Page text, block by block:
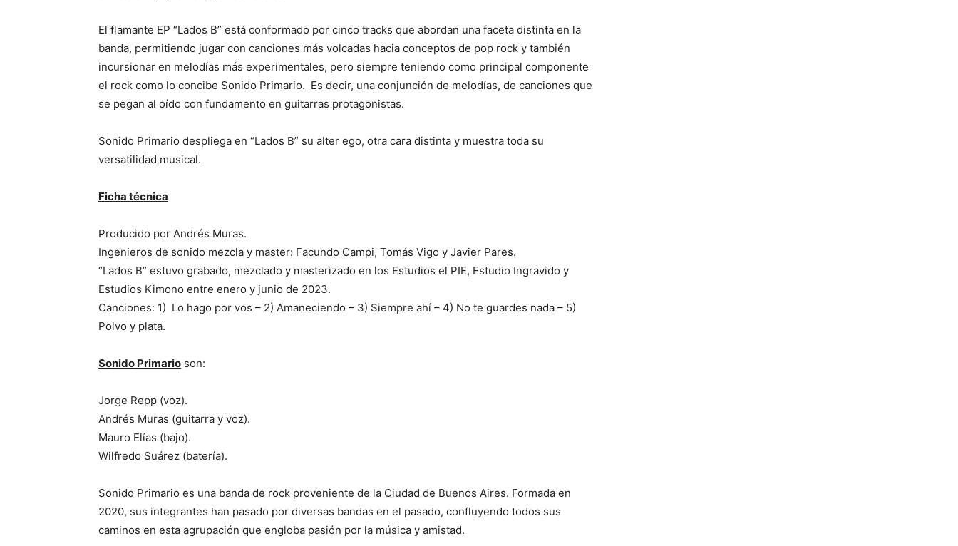
El flamante EP “Lados B” está conformado por cinco tracks que abordan una faceta distinta en la
banda, permitiendo jugar con canciones más volcadas hacia conceptos de pop rock y también
incursionar en melodías más experimentales, pero siempre teniendo como principal componente
el rock como lo concibe Sonido Primario. Es decir, una conjunción de melodías, de canciones que
se pegan al oído con fundamento en guitarras protagonistas.
Sonido Primario despliega en “Lados B” su alter ego, otra cara distinta y muestra toda su
versatilidad musical.
Ficha técnica
Producido por Andrés Muras.
Ingenieros de sonido mezcla y master: Facundo Campi, Tomás Vigo y Javier Pares.
“Lados B” estuvo grabado, mezclado y masterizado en los Estudios el PIE, Estudio Ingravido y
Estudios Kimono entre enero y junio de 2023.
Canciones: 1) Lo hago por vos – 2) Amaneciendo – 3) Siempre ahí – 4) No te guardes nada – 5)
Polvo y plata.
Sonido Primario son:
Jorge Repp (voz).
Andrés Muras (guitarra y voz).
Mauro Elías (bajo).
Wilfredo Suárez (batería).
Sonido Primario es una banda de rock proveniente de la Ciudad de Buenos Aires. Formada en
2020, sus integrantes han pasado por diversas bandas en el pasado, confluyendo todos sus
caminos en esta agrupación que engloba pasión por la música y amistad.